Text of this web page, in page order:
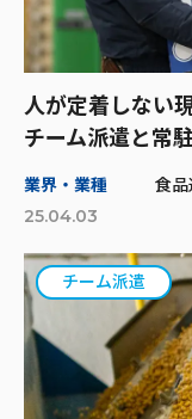
人が定着しない
チーム派遣と常
業界・業種
食
25.04.03
チーム派遣